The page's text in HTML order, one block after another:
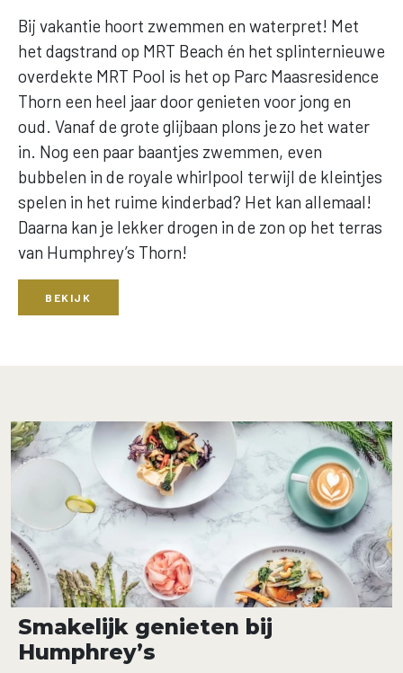
Bij vakantie hoort zwemmen en waterpret! Met
het dagstrand op MRT Beach én het splinternieuwe
overdekte MRT Pool is het op Parc Maasresidence
Thorn een heel jaar door genieten voor jong en
oud. Vanaf de grote glijbaan plons je zo het water
in. Nog een paar baantjes zwemmen, even
bubbelen in de royale whirlpool terwijl de kleintjes
spelen in het ruime kinderbad? Het kan allemaal!
Daarna kan je lekker drogen in de zon op het terras
van Humphrey’s Thorn!
BEKIJK
Smakelijk genieten bij
Humphrey’s